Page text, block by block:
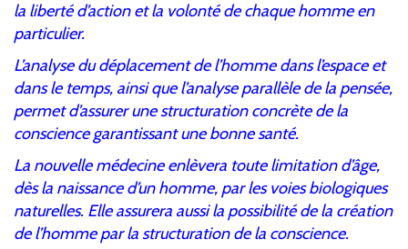
la liberté d’action et la volonté de chaque homme en
particulier.
L’analyse du déplacement de l’homme dans l’espace et
dans le temps, ainsi que l’analyse parallèle de la pensée,
permet d’assurer une structuration concrète de la
conscience garantissant une bonne santé.
La nouvelle médecine enlèvera toute limitation d’âge,
dès la naissance d’un homme, par les voies biologiques
naturelles. Elle assurera aussi la possibilité de la création
de l’homme par la structuration de la conscience.